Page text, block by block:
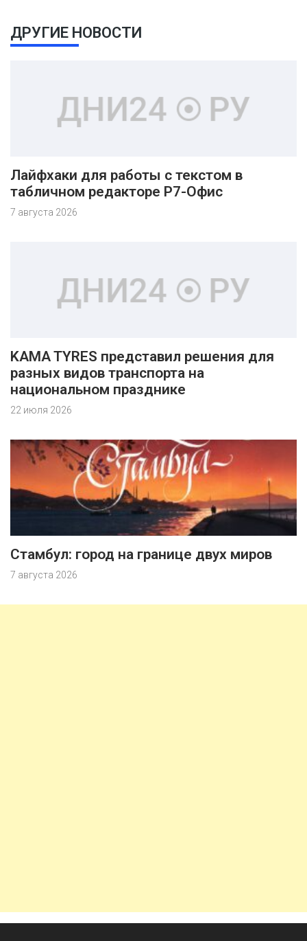
ДРУГИЕ НОВОСТИ
Лайфхаки для работы с текстом в
табличном редакторе Р7-Офис
7 августа 2026
KAMA TYRES представил решения для
разных видов транспорта на
национальном празднике
22 июля 2026
Стамбул: город на границе двух миров
7 августа 2026